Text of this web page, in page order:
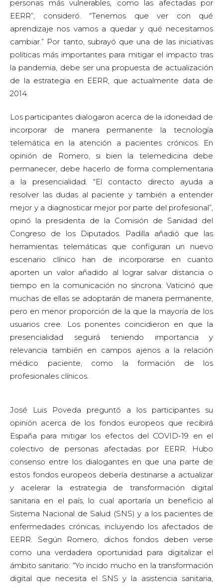
personas más vulnerables, como las afectadas por
EERR”, consideró. “Tenemos que ver con qué
aprendizaje nos vamos a quedar y qué necesitamos
cambiar.” Por tanto, subrayó que una de las iniciativas
políticas más importantes para mitigar el impacto tras
la pandemia, debe ser una propuesta de actualización
de la estrategia en EERR, que actualmente data de
2014.
Los participantes dialogaron acerca de la idoneidad de
incorporar de manera permanente la tecnología
telemática en la atención a pacientes crónicos. En
opinión de Romero, si bien la telemedicina debe
permanecer, debe hacerlo de forma complementaria
a la presencialidad. “El contacto directo ayuda a
resolver las dudas al paciente y también a entender
mejor y a diagnosticar mejor por parte del profesional”,
opinó la presidenta de la Comisión de Sanidad del
Congreso de los Diputados. Padilla añadió que las
herramientas telemáticas que configuran un nuevo
escenario clínico han de incorporarse en cuanto
aporten un valor añadido al lograr salvar distancia o
tiempo en la comunicación no síncrona. Vaticinó que
muchas de ellas se adoptarán de manera permanente,
pero en menor proporción de la que la mayoría de los
usuarios cree. Los ponentes coincidieron en que la
presencialidad seguirá teniendo importancia y
relevancia también en campos ajenos a la relación
médico paciente, como la formación de los
profesionales clínicos.
José Luis Poveda preguntó a los participantes su
opinión acerca de los fondos europeos que recibirá
España para mitigar los efectos del COVID-19 en el
colectivo de personas afectadas por EERR. Hubo
consenso entre los dialogantes en que una parte de
estos fondos europeos debería destinarse a actualizar
y acelerar la estrategia de transformación digital
sanitaria en el país, lo cual aportaría un beneficio al
Sistema Nacional de Salud (SNS) y a los pacientes de
enfermedades crónicas, incluyendo los afectados de
EERR. Según Romero, dichos fondos deben verse
como una verdadera oportunidad para digitalizar el
ámbito sanitario: “Yo incido mucho en la transformación
digital que necesita el SNS y la asistencia sanitaria,